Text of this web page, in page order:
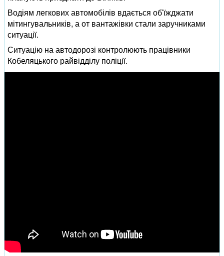
Водіям легкових автомобілів вдається об'їжджати
мітингувальників, а от вантажівки стали заручниками
ситуації.
Ситуацію на автодорозі контролюють працівники
Кобеляцького райвідділу поліції.